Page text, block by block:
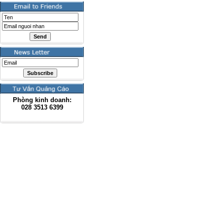
Phòng kinh doanh:
028 3513 6399